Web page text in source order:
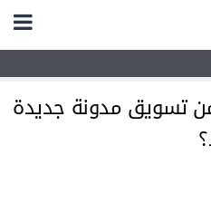
تسويق مدونة جديدة